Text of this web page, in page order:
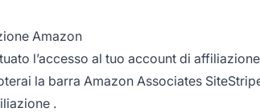
Amazon
l’accesso al tuo account di
la barra Amazon Associates
.